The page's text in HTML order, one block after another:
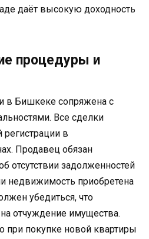
даёт высокую доходность
процедуры и
в Бишкеке сопряжена с
Все сделки
регистрации в
Продавец обязан
отсутствии задолженностей
недвижимость приобретена
убедиться, что
отчуждение имущества.
при покупке новой квартиры